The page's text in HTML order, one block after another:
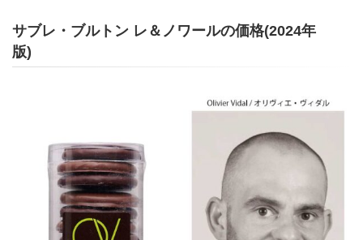
サブレ・ブルトン レ＆ノワールの価格(2024年
版)